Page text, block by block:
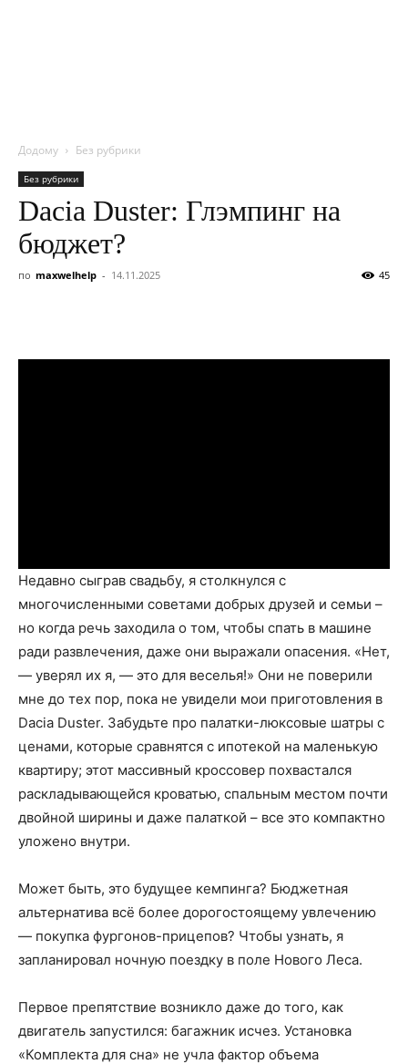
Додому Без рубрики
Без рубрики
Dacia Duster: Глэмпинг на
бюджет?
по maxwelhelp - 14.11.2025 45
Недавно сыграв свадьбу, я столкнулся с
многочисленными советами добрых друзей и семьи –
но когда речь заходила о том, чтобы спать в машине
ради развлечения, даже они выражали опасения. «Нет,
— уверял их я, — это для веселья!» Они не поверили
мне до тех пор, пока не увидели мои приготовления в
Dacia Duster. Забудьте про палатки-люксовые шатры с
ценами, которые сравнятся с ипотекой на маленькую
квартиру; этот массивный кроссовер похвастался
раскладывающейся кроватью, спальным местом почти
двойной ширины и даже палаткой – все это компактно
уложено внутри.
Может быть, это будущее кемпинга? Бюджетная
альтернатива всё более дорогостоящему увлечению
— покупка фургонов-прицепов? Чтобы узнать, я
запланировал ночную поездку в поле Нового Леса.
Первое препятствие возникло даже до того, как
двигатель запустился: багажник исчез. Установка
«Комплекта для сна» не учла фактор объема